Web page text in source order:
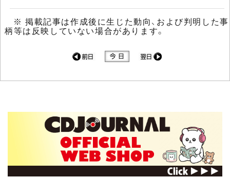
※ 掲載記事は作成後に生じた動向、および判明した事
柄等は反映していない場合があります。